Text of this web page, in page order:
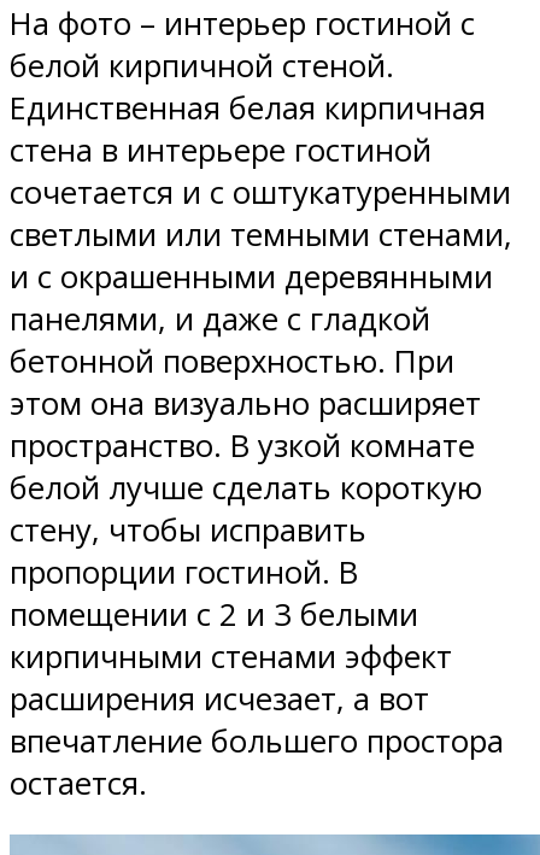
На фото – интерьер гостиной с
белой кирпичной стеной.
Единственная белая кирпичная
стена в интерьере гостиной
сочетается и с оштукатуренными
светлыми или темными стенами,
и с окрашенными деревянными
панелями, и даже с гладкой
бетонной поверхностью. При
этом она визуально расширяет
пространство. В узкой комнате
белой лучше сделать короткую
стену, чтобы исправить
пропорции гостиной. В
помещении с 2 и 3 белыми
кирпичными стенами эффект
расширения исчезает, а вот
впечатление большего простора
остается.